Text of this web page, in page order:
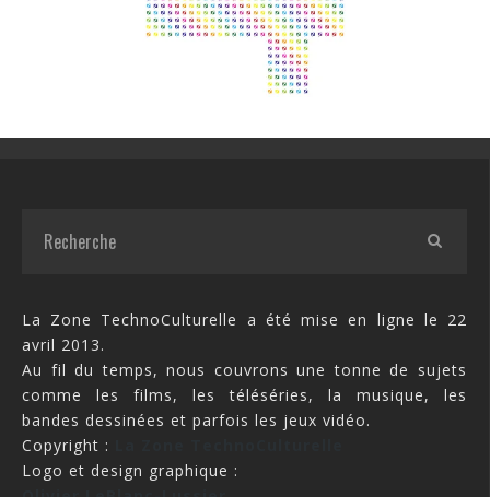
La Zone TechnoCulturelle a été mise en ligne le 22
avril 2013.
Au fil du temps, nous couvrons une tonne de sujets
comme les films, les téléséries, la musique, les
bandes dessinées et parfois les jeux vidéo.
Copyright :
Logo et design graphique :